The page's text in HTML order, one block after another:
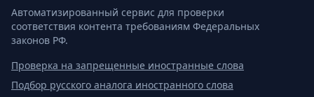
Автоматизированный сервис для проверки
соответствия контента требованиям Федеральных
законов РФ.
Проверка на запрещенные иностранные слова
Подбор русского аналога иностранного слова